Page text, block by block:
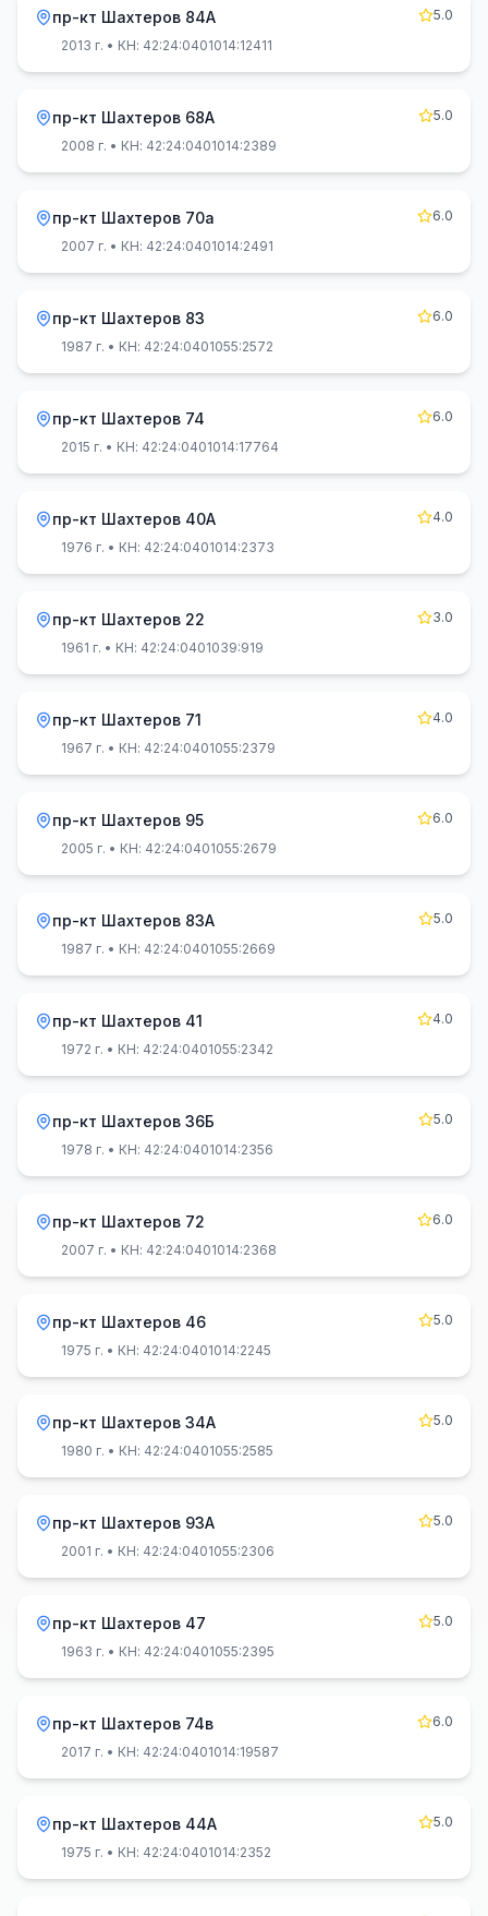
пр-кт Шахтеров 84А
5.0
2013 г. • КН: 42:24:0401014:12411
пр-кт Шахтеров 68А
5.0
2008 г. • КН: 42:24:0401014:2389
пр-кт Шахтеров 70а
6.0
2007 г. • КН: 42:24:0401014:2491
пр-кт Шахтеров 83
6.0
1987 г. • КН: 42:24:0401055:2572
пр-кт Шахтеров 74
6.0
2015 г. • КН: 42:24:0401014:17764
пр-кт Шахтеров 40А
4.0
1976 г. • КН: 42:24:0401014:2373
пр-кт Шахтеров 22
3.0
1961 г. • КН: 42:24:0401039:919
пр-кт Шахтеров 71
4.0
1967 г. • КН: 42:24:0401055:2379
пр-кт Шахтеров 95
6.0
2005 г. • КН: 42:24:0401055:2679
пр-кт Шахтеров 83А
5.0
1987 г. • КН: 42:24:0401055:2669
пр-кт Шахтеров 41
4.0
1972 г. • КН: 42:24:0401055:2342
пр-кт Шахтеров 36Б
5.0
1978 г. • КН: 42:24:0401014:2356
пр-кт Шахтеров 72
6.0
2007 г. • КН: 42:24:0401014:2368
пр-кт Шахтеров 46
5.0
1975 г. • КН: 42:24:0401014:2245
пр-кт Шахтеров 34А
5.0
1980 г. • КН: 42:24:0401055:2585
пр-кт Шахтеров 93А
5.0
2001 г. • КН: 42:24:0401055:2306
пр-кт Шахтеров 47
5.0
1963 г. • КН: 42:24:0401055:2395
пр-кт Шахтеров 74в
6.0
2017 г. • КН: 42:24:0401014:19587
пр-кт Шахтеров 44А
5.0
1975 г. • КН: 42:24:0401014:2352